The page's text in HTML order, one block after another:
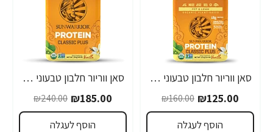
סאן ווריור חלבון טבעוני פלוס וניל 375 גרם - מבית Sunwarrior
₪125.00
₪160.00
הוסף לעגלה
סאן ווריור חלבון טבעוני פלוס וניל 750 גרם - מבית Sunwarrior
₪185.00
₪240.00
הוסף לעגלה